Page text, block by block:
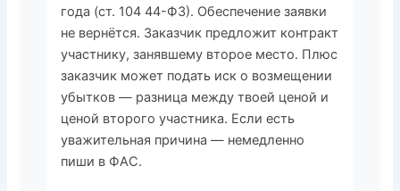
года (ст. 104 44-ФЗ). Обеспечение заявки
не вернётся. Заказчик предложит контракт
участнику, занявшему второе место. Плюс
заказчик может подать иск о возмещении
убытков — разница между твоей ценой и
ценой второго участника. Если есть
уважительная причина — немедленно
пиши в ФАС.